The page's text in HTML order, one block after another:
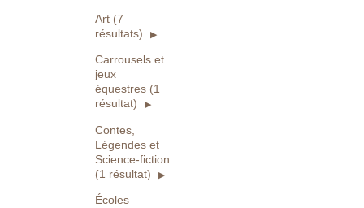
Art (7
résultats)
Carrousels et
jeux
équestres (1
résultat)
Contes,
Légendes et
Science-fiction
(1 résultat)
Écoles